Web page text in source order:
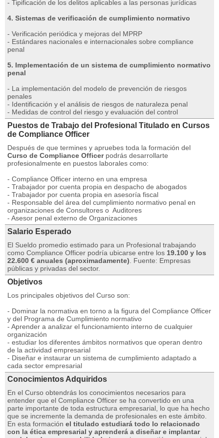
- Tipificación de los delitos aplicables a las personas jurídicas
4. Sistemas de verificación de cumplimiento normativo
- Verificación periódica y mejoras del MPRP
- Estándares nacionales e internacionales sobre compliance
penal
5. Implementación de un sistema de cumplimiento normativo
penal
- La implementación del modelo de prevención de riesgos
penales
- Identificación y el análisis de riesgos de naturaleza penal
- Medidas de control del riesgo y evaluación del control
Puestos de Trabajo del Profesional Titulado en Cursos
de Compliance Officer
Después de que termines y apruebes toda la formación del
Curso de Compliance Officerpodrás desarrollarte
profesionalmente en puestos laborales como:
- Compliance Officer interno en una empresa
- Trabajador por cuenta propia en despacho de abogados
- Trabajador por cuenta propia en asesoría fiscal
- Responsable del área del cumplimiento normativo penal en
organizaciones de Consultores o Auditores
- Asesor penal externo de Organizaciones
Salario Esperado
El Sueldo promedio estimado para un Profesional trabajando
como Compliance Officer podría ubicarse entre los 19.100 y los
22.600 € anuales (aproximadamente) . Fuente: Empresas
públicas y privadas del sector.
Objetivos
Los principales objetivos del Curso son:
- Dominar la normativa en torno a la figura del Compliance Officer
y del Programa de Cumplimiento normativo
- Aprender a analizar el funcionamiento interno de cualquier
organización
- estudiar los diferentes ámbitos normativos que operan dentro
de la actividad empresarial
- Diseñar e instaurar un sistema de cumplimiento adaptado a
cada sector empresarial
Conocimientos Adquiridos
En el Curso obtendrás los conocimientos necesarios para
entender que el Compliance Officer se ha convertido en una
parte importante de toda estructura empresarial, lo que ha hecho
que se incremente la demanda de profesionales en este ámbito.
En esta formación el titulado estudiará todo lo relacionado
con la ética empresarial y aprenderá a diseñar e implantar